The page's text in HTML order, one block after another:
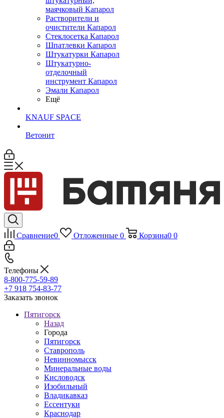
маячковый Капарол
Растворители и
очистители Капарол
Cтеклосетка Капарол
Шпатлевки Капарол
Штукатурки Капарол
Штукатурно-
отделочный
инструмент Капарол
Эмали Капарол
Ещё
KNAUF SPACE
Ветонит
Сравнение0 Отложенные 0 Корзина0 0
Телефоны
8-800-775-59-89
+7 918 754-83-77
Заказать звонок
Пятигорск
Назад
Города
Пятигорск
Ставрополь
Невинномысск
Минеральные воды
Кисловодск
Изобильный
Владикавказ
Ессентуки
Краснодар